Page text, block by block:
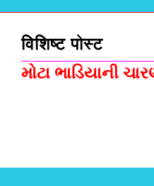
विशिष्ट पोस्ट
મોટા ભાડિયાની